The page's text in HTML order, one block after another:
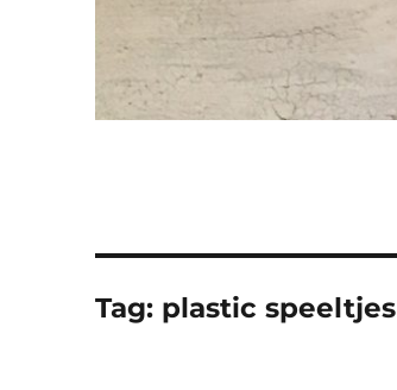
Tag: plastic speeltjes